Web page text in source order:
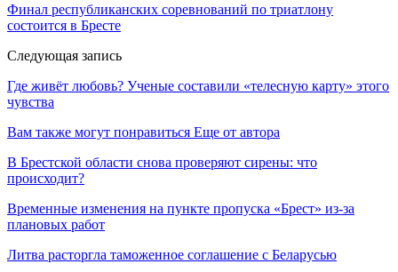
Финал республиканских соревнований по триатлону
состоится в Бресте
Следующая запись
Где живёт любовь? Ученые составили «телесную карту» этого
чувства
Вам также могут понравиться Еще от автора
В Брестской области снова проверяют сирены: что
происходит?
Временные изменения на пункте пропуска «Брест» из-за
плановых работ
Литва расторгла таможенное соглашение с Беларусью